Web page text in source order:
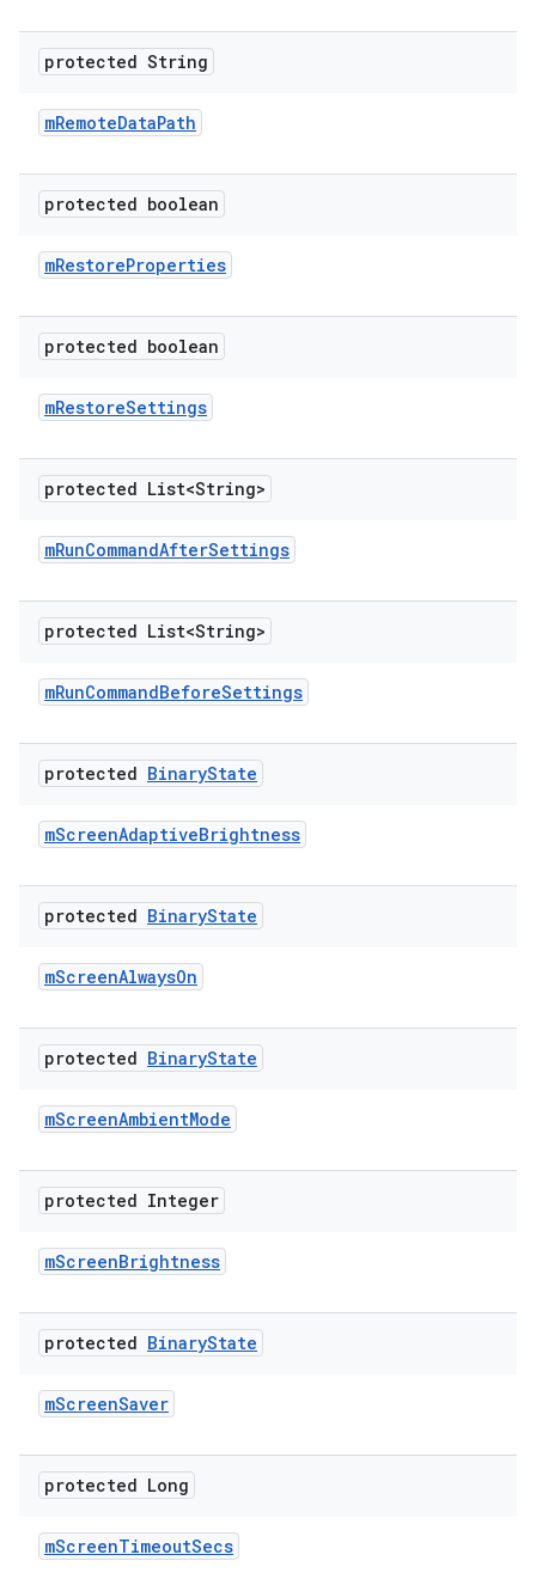
protected String
mRemoteDataPath
protected boolean
mRestoreProperties
protected boolean
mRestoreSettings
protected List<String>
mRunCommandAfterSettings
protected List<String>
mRunCommandBeforeSettings
protected BinaryState
mScreenAdaptiveBrightness
protected BinaryState
mScreenAlwaysOn
protected BinaryState
mScreenAmbientMode
protected Integer
mScreenBrightness
protected BinaryState
mScreenSaver
protected Long
mScreenTimeoutSecs